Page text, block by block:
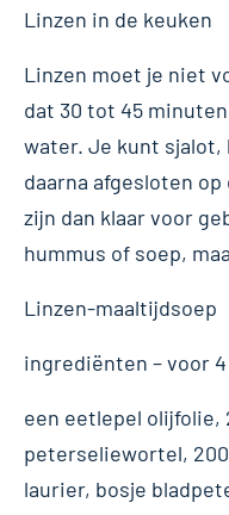
Linzen in de keuken
Linzen moet je niet
dat 30 tot 45
water. Je kunt sjalot,
daarna afgesloten
zijn dan klaar voor
hummus of soep,
Linzen-maaltijdsoep
ingrediënten – voor
een eetlepel olijfolie,
peterseliewortel,
laurier, bosje